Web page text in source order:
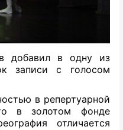
добавил в одну из
записи с голосом
в репертуарной
в золотом фонде
отличается